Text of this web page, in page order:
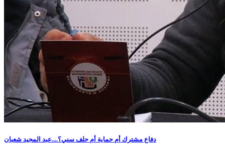
دفاع مشترك أم حماية أم حلف سني؟....عبد المجيد شعبان